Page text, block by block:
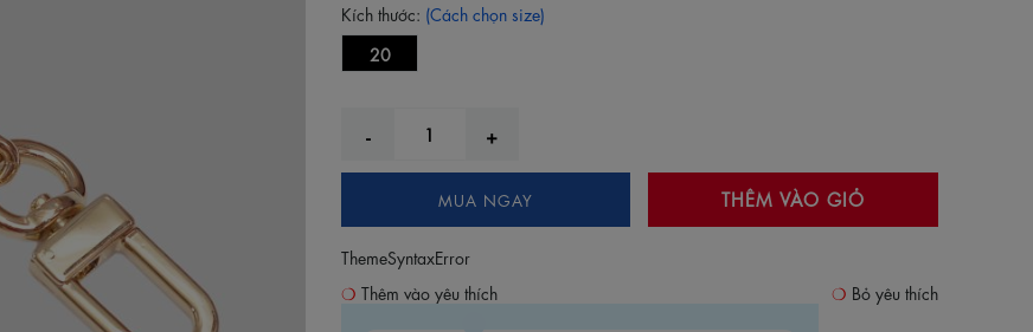
Kích thước: (Cách chọn size)
20
MUA NGAY THÊM VÀO GIỎ
ThemeSyntaxError
Thêm vào yêu thích
Bỏ yêu thích